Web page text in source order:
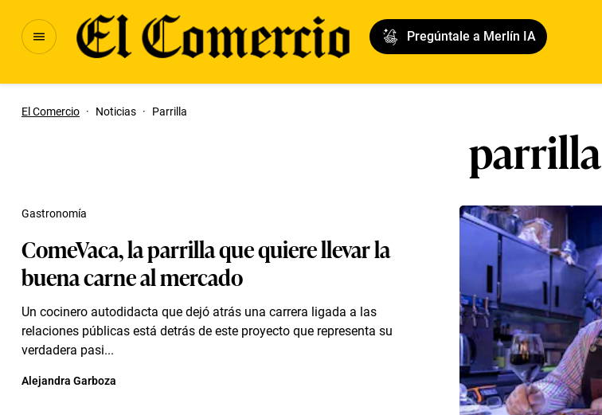
Pregúntale a Merlín IA
El Comercio · Noticias · Parrilla
parrilla
ComeVaca, la parrilla que quiere llevar la
buena carne al mercado
Un cocinero autodidacta que dejó atrás una carrera ligada a las
relaciones públicas está detrás de este proyecto que representa su
verdadera pasi...
Gastronomía
Alejandra Garboza